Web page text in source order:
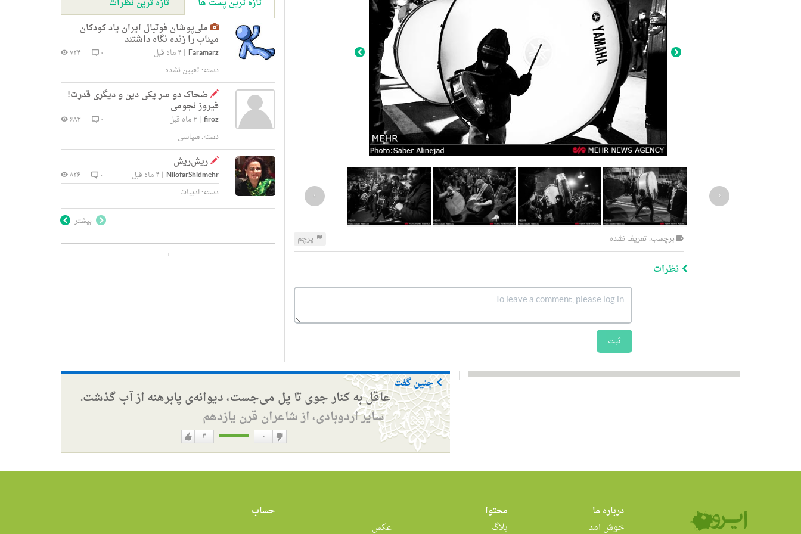
‹
›
برچسب: تعریف نشده پرچم
نظرات
ثبت
تازه ترین پست ها
تازه ترین نظرات
ملی‌پوشان فوتبال ایران یاد کودکان
میناب را زنده نگاه داشتند
Faramarz
| ۴ ماه قبل ۰
۷۲۴
دسته: تعیین نشده
ضحاک دو سر یکی دین و دیگری قدرت!
فیروز نجومی
firoz
| ۴ ماه قبل ۰
۶۸۴
دسته:سیاسی
ریش‌ریش
NilofarShidmehr
| ۴ ماه قبل ۰
۸۲۶
دسته:ادبیات
بیشتر
چنین گفت
عاقل به کنار جوی تا پل می‌جست، دیوانه‌ی پابرهنه از آب گذشت.
—سایر اردوبادی، از شاعران قرن یازدهم
دوست
۳ ۰
دوست
درباره ما
خوش آمد
محتوا
بلاگ
عکس
حساب